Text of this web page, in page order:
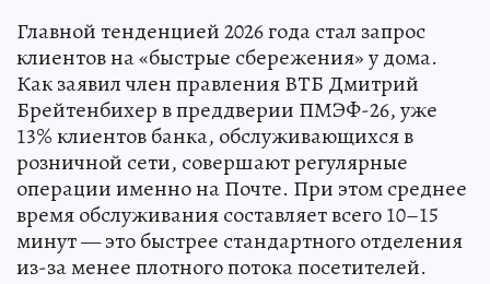
Главной тенденцией 2026 года стал запрос
клиентов на «быстрые сбережения» у дома.
Как заявил член правления ВТБ Дмитрий
Брейтенбихер в преддверии ПМЭФ-26, уже
13% клиентов банка, обслуживающихся в
розничной сети, совершают регулярные
операции именно на Почте. При этом среднее
время обслуживания составляет всего 10–15
минут — это быстрее стандартного отделения
из-за менее плотного потока посетителей.